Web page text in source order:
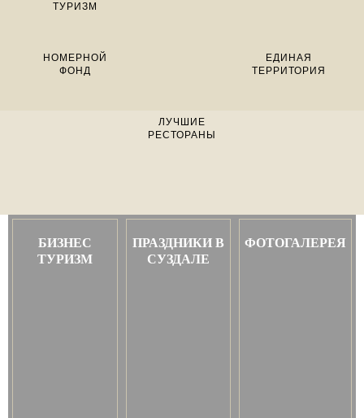
ТУРИЗМ
НОМЕРНОЙ
ФОНД
ЕДИНАЯ
ТЕРРИТОРИЯ
ЛУЧШИЕ
РЕСТОРАНЫ
БИЗНЕС
ТУРИЗМ
ПРАЗДНИКИ В
СУЗДАЛЕ
ФОТОГАЛЕРЕЯ